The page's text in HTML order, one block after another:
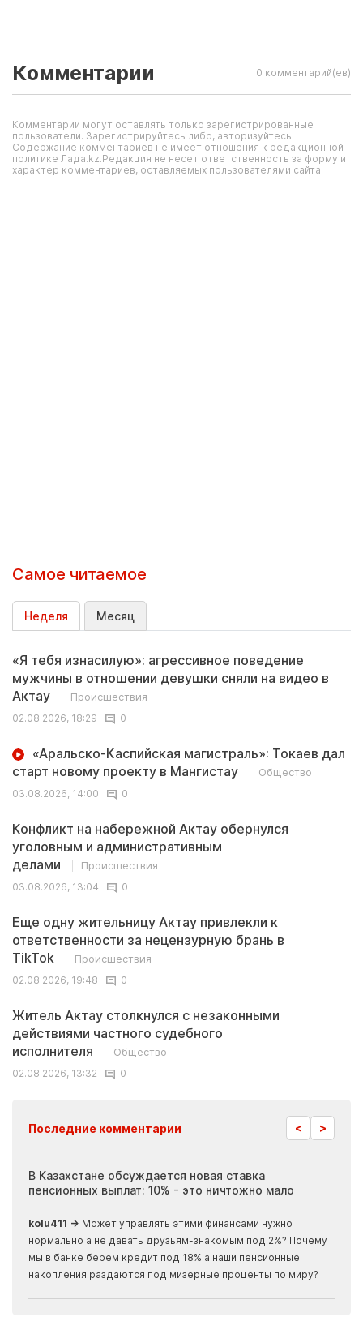
Комментарии 0 комментарий(ев)
Комментарии могут оставлять только зарегистрированные
пользователи. Зарегистрируйтесь либо, авторизуйтесь.
Содержание комментариев не имеет отношения к редакционной
политике Лада.kz.Редакция не несет ответственность за форму и
характер комментариев, оставляемых пользователями сайта.
Самое читаемое
Неделя Месяц
«Я тебя изнасилую»: агрессивное поведение
мужчины в отношении девушки сняли на видео в
Актау
Происшествия
02.08.2026, 18:29
0
«Аральско-Каспийская магистраль»: Токаев дал
старт новому проекту в Мангистау
Общество
03.08.2026, 14:00
0
Конфликт на набережной Актау обернулся
уголовным и административным
делами
Происшествия
03.08.2026, 13:04
0
Еще одну жительницу Актау привлекли к
ответственности за нецензурную брань в
TikTok
Происшествия
02.08.2026, 19:48
0
Житель Актау столкнулся с незаконными
действиями частного судебного
исполнителя
Общество
02.08.2026, 13:32
0
Последние комментарии < >
В Казахстане обсуждается новая ставка
пенсионных выплат: 10% - это ничтожно мало
kolu411 → Может управлять этими финансами нужно
нормально а не давать друзьям-знакомым под 2%? Почему
мы в банке берем кредит под 18% а наши пенсионные
накопления раздаются под мизерные проценты по миру?